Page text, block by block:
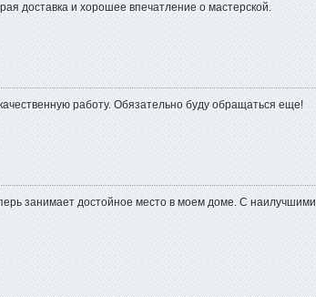
доставка и хорошее впечатление о мастерской.
работу. Обязательно буду обращаться еще!
занимает достойное место в моем доме. С наилучшими